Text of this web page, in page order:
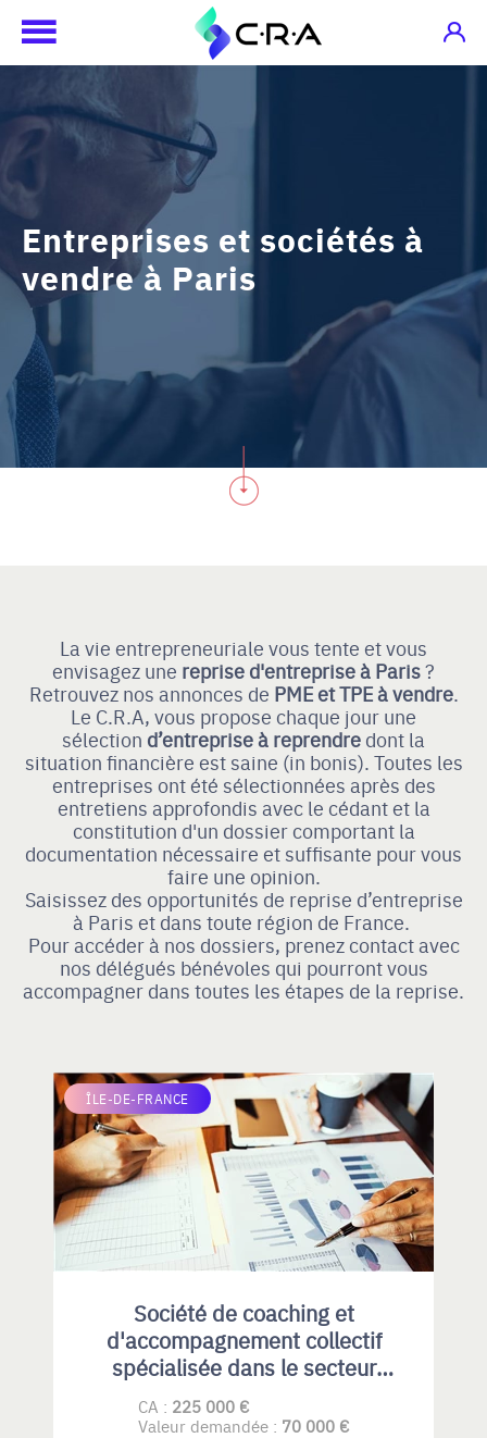
Entreprises et sociétés à
vendre à Paris
La vie entrepreneuriale vous tente et vous
envisagez une reprise d'entrepriseà Paris?
Retrouvez nos annonces de PME et TPE à vendre.
Le C.R.A, vous propose chaque jour une
sélection d’entreprise à reprendre dont la
situation financière est saine (in bonis). Toutes les
entreprises ont été sélectionnées après des
entretiens approfondis avec le cédant et la
constitution d'un dossier comportant la
documentation nécessaire et suffisante pour vous
faire une opinion.
Saisissez des opportunités de reprise d’entreprise
à Paris et dans toute région de France.
Pour accéder à nos dossiers, prenez contact avec
nos délégués bénévoles qui pourront vous
accompagner dans toutes les étapes de la reprise.
ÎLE-DE-FRANCE
Société de coaching et
d'accompagnement collectif
spécialisée dans le secteur
public et leader sur le marché
des ministères.
CA : 225 000 €
Valeur demandée : 70 000 €